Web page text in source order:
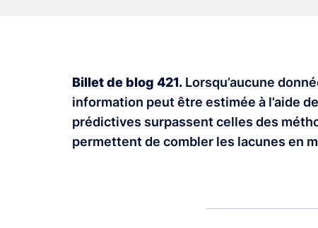
Billet de blog 421. Lorsqu’aucune
information peut être estimée à l’aide
prédictives surpassent celles des
permettent de combler les lacunes en